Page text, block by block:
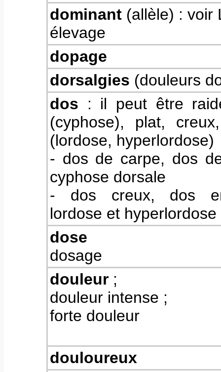
dominant (allèle) : voir
élevage
dopage
dorsalgies (douleurs
dos : il peut être
(cyphose), plat,
(lordose, hyperlordose)
- dos de carpe, dos
cyphose dorsale
- dos creux, dos
lordose et
dose
dosage
douleur ;
douleur intense ;
forte douleur
douloureux